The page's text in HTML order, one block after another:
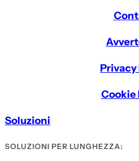
Privacy
Cookie
Soluzioni
SOLUZIONI PER LUNGHEZZA: